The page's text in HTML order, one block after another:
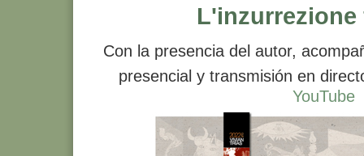
L'inzurrezione
Con la presencia del autor,
presencial y transmisión en
YouTube